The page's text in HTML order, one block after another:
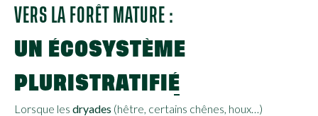
VERS LA FORÊT MATURE :
UN ÉCOSYSTÈME
PLURISTRATIFIÉ
Lorsque les dryades (hêtre, certains chênes, houx…)